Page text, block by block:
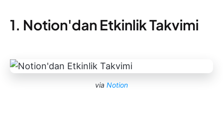
1. Notion'dan Etkinlik Takvimi
via Notion